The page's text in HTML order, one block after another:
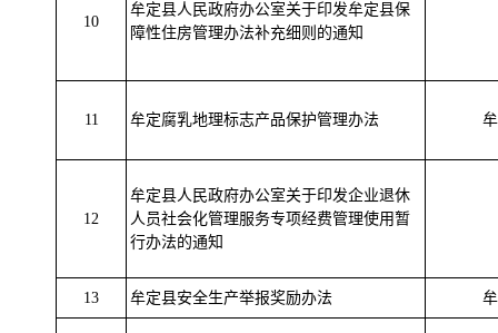
10
牟定县人民政府办公室关于印发牟定县保
障性住房管理办法补充细则的通知
11 牟定腐乳地理标志产品保护管理办法
12
牟定县人民政府办公室关于印发企业退休
人员社会化管理服务专项经费管理使用暂
行办法的通知
13 牟定县安全生产举报奖励办法